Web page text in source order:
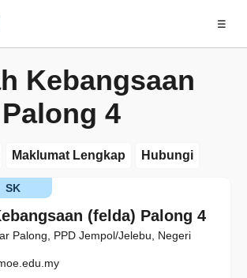
☰
Kebangsaan
4
Maklumat Lengkap Hubungi
(felda) Palong 4
SK
Palong, PPD Jempol/Jelebu, Negeri